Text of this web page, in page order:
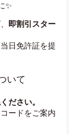
✨
即割引スター
日免許証を提
いて
ださい。
ードをご案内